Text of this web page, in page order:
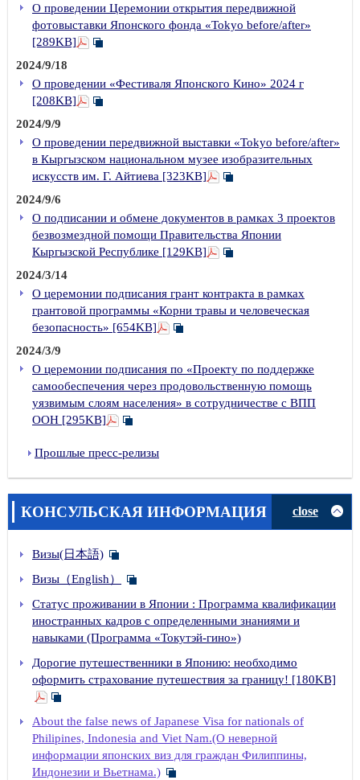
О проведении Церемонии открытия передвижной
фотовыставки Японского фонда «Tokyo before/after»
[289KB]
2024/9/18
О проведении «Фестиваля Японского Кино» 2024 г
[208KB]
2024/9/9
О проведении передвижной выставки «Tokyo before/after»
в Кыргызском национальном музее изобразительных
искусств им. Г. Айтиева [323KB]
2024/9/6
О подписании и обмене документов в рамках 3 проектов
безвозмездной помощи Правительства Японии
Кыргызской Республике [129KB]
2024/3/14
О церемонии подписания грант контракта в рамках
грантовой программы «Корни травы и человеческая
безопасность» [654KB]
2024/3/9
О церемонии подписания по «Проекту по поддержке
самообеспечения через продовольственную помощь
уязвимым слоям населения» в сотрудничестве с ВПП
ООН [295KB]
Прошлые пресс-релизы
КОНСУЛЬСКАЯ ИНФОРМАЦИЯ close
Визы(日本語)
Визы（English）
Статус проживании в Японии : Программа квалификации
иностранных кадров с определенными знаниями и
навыками (Программа «Токутэй-гино»)
Дорогие путешественники в Японию: необходимо
оформить страхование путешествия за границу! [180KB]
About the false news of Japanese Visa for nationals of
Philipines, Indonesia and Viet Nam.(О неверной
информации японских виз для граждан Филиппины,
Индонезии и Вьетнама.)